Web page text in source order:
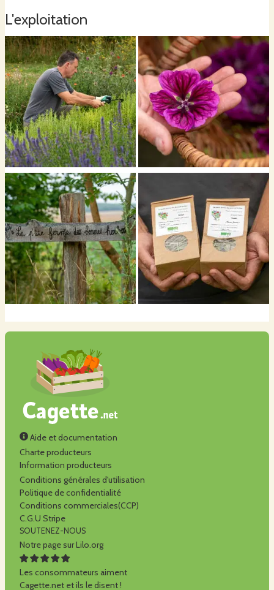
L'exploitation
Aide et documentation
Charte producteurs
Information producteurs
Conditions générales d'utilisation
Politique de confidentialité
Conditions commerciales(CCP)
C.G.U Stripe
SOUTENEZ-NOUS
Notre page sur Lilo.org
Les consommateurs aiment
Cagette.net et ils le disent !